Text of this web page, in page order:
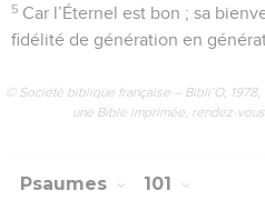
5 Car l’Éternel est bon ; sa
fidélité de génération en
© Société biblique française – Bibli’O,
une Bible imprimée, rendez-
Psaumes 101